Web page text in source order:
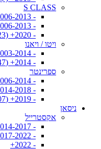
S CLASS
- 2006-2013 (W221)
- 2006-2013 Long (V221)
- 2020+ Long (V223)
ויטו / ויאנו
- 2003-2014
- 2014+ (W447)
ספרינטר
- 2006-2014
- 2014-2018
- 2019+ (W907)
ניסאן
אקסטרייל
- 2014-2017
- 2017-2022
- 2022+